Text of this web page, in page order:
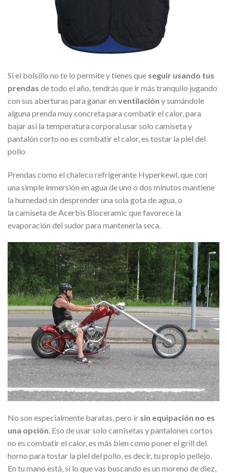
Si el bolsillo no te lo permite y tienes que seguir usando tus
prendas de todo el año, tendrás que ir más tranquilo jugando
con sus aberturas para ganar en ventilación y sumándole
alguna prenda muy concreta para combatir el calor, para
bajar así la temperatura corporal.usar solo camiseta y
pantalón corto no es combatir el calor, es tostar la piel del
pollo
Prendas como el chaleco refrigerante Hyperkewl, que con
una simple inmersión en agua de uno o dos minutos mantiene
la humedad sin desprender una sola gota de agua, o
la camiseta de Acerbis Bioceramic que favorece la
evaporación del sudor para mantenerla seca.
No son especialmente baratas, pero ir sin equipación no es
una opción. Eso de usar solo camisetas y pantalones cortos
no es combatir el calor, es más bien como poner el grill del
horno para tostar la piel del pollo, es decir, tu propio pellejo.
En tu mano está, si lo que vas buscando es un moreno de diez,